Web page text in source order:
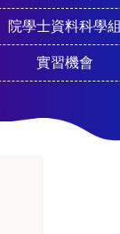
院學士資料科學組
實習機會